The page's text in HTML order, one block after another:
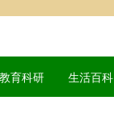
教育科研 生活百科